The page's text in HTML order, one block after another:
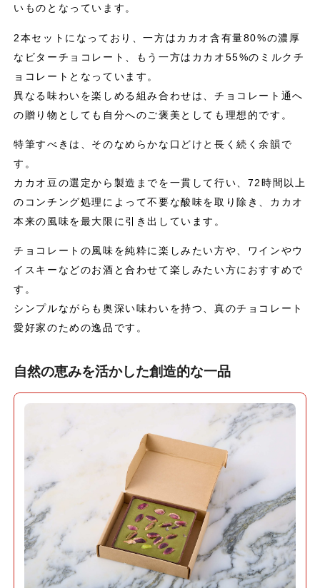
いものとなっています。
2本セットになっており、一方はカカオ含有量80%の濃厚
なビターチョコレート、もう一方はカカオ55%のミルクチ
ョコレートとなっています。
異なる味わいを楽しめる組み合わせは、チョコレート通へ
の贈り物としても自分へのご褒美としても理想的です。
特筆すべきは、そのなめらかな口どけと長く続く余韻で
す。
カカオ豆の選定から製造までを一貫して行い、72時間以上
のコンチング処理によって不要な酸味を取り除き、カカオ
本来の風味を最大限に引き出しています。
チョコレートの風味を純粋に楽しみたい方や、ワインやウ
イスキーなどのお酒と合わせて楽しみたい方におすすめで
す。
シンプルながらも奥深い味わいを持つ、真のチョコレート
愛好家のための逸品です。
自然の恵みを活かした創造的な一品